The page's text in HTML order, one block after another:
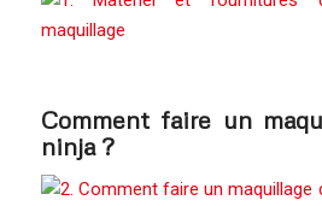
Comment faire un
ninja ?